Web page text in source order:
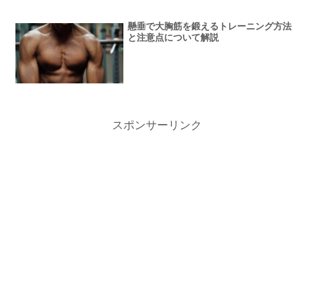
懸垂で大胸筋を鍛えるトレーニング方法
と注意点について解説
スポンサーリンク